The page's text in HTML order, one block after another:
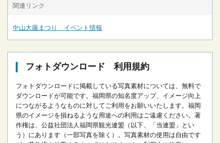
関連リンク
中山大藤まつり イベント情報
フォトダウンロード 利用規約
フォトダウンロードに掲載している写真素材については、無料で
ダウンロードが可能です。 福岡県の知名度アップ、イメージ向上
につながるようなものに対してご利用をお願いいたします。 福岡
県のイメージを損ねるような用途への利用はご遠慮ください。 著
作権は、公益社団法人福岡県観光連盟（以下、「当連盟」とい
う）にあります（一部写真を除く）。写真素材の使用は自由です